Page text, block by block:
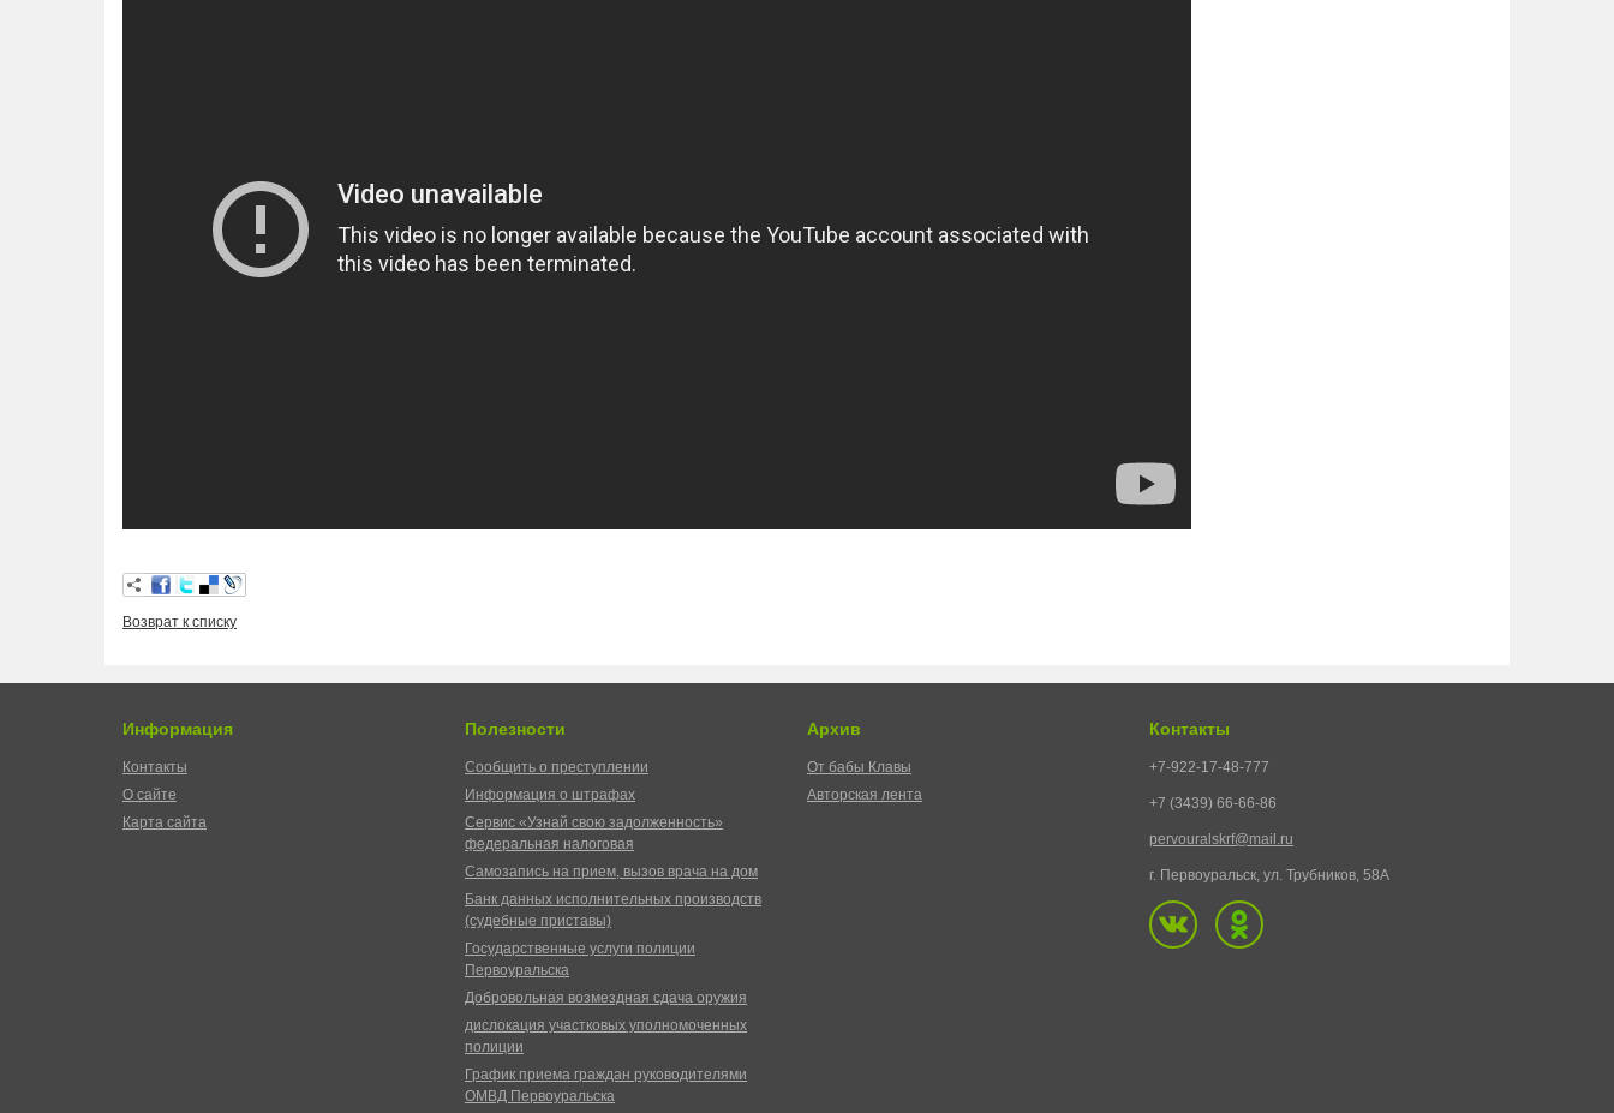
Возврат к списку
Информация
Контакты
О сайте
Карта сайта
Полезности
Сообщить о преступлении
Информация о штрафах
Сервис «Узнай свою задолженность»
федеральная налоговая
Самозапись на прием, вызов врача на дом
Банк данных исполнительных производств
(судебные приставы)
Государственные услуги полиции
Первоуральска
Добровольная возмездная сдача оружия
дислокация участковых уполномоченных
полиции
График приема граждан руководителями
ОМВД Первоуральска
Архив
От бабы Клавы
Авторская лента
Контакты
+7-922-17-48-777
+7 (3439) 66-66-86
pervouralskrf@mail.ru
г. Первоуральск, ул. Трубников, 58А